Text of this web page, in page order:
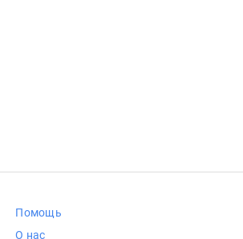
Помощь
О нас